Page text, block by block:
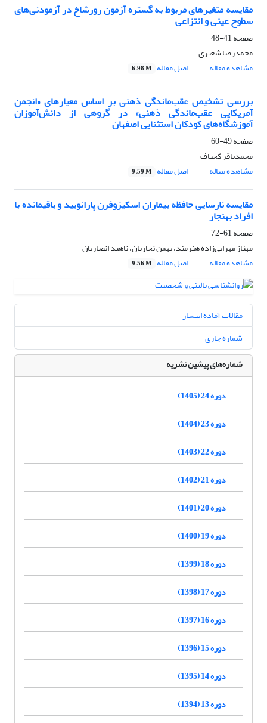
مقایسه متغیرهای مربوط به گستره آزمون رورشاخ در آزمودنی‌های
سطوح عینی و انتزاعی
صفحه41-48
محمدرضا شعیری
مشاهده مقاله
اصل مقاله 6.98 M
بررسی تشخیص عقب‌ماندگی ذهنی بر اساس معیارهای «انجمن
آمریکایی عقب‌ماندگی ذهنی» در گروهی از دانش‌آموزان
آموزشگاه‌های کودکان استثنایی اصفهان
صفحه49-60
محمدباقر کجباف
مشاهده مقاله
اصل مقاله 9.59 M
مقایسه نارسایی حافظه بیماران اسکیزوفرن پارانویید و باقیمانده با
افراد بهنجار
صفحه61-72
مهناز مهرابی‌زاده هنرمند، بهمن نجاریان، ناهید انصاریان
مشاهده مقاله
اصل مقاله 9.56 M
مقالات آماده انتشار
شماره جاری
شماره‌های پیشین نشریه
دوره 24 (1405)
دوره 23 (1404)
دوره 22 (1403)
دوره 21 (1402)
دوره 20 (1401)
دوره 19 (1400)
دوره 18 (1399)
دوره 17 (1398)
دوره 16 (1397)
دوره 15 (1396)
دوره 14 (1395)
دوره 13 (1394)